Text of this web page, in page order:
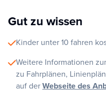
Gut zu wissen
Kinder unter 10 fahren
Weitere Informationen
zu Fahrplänen,
auf derWebseite des